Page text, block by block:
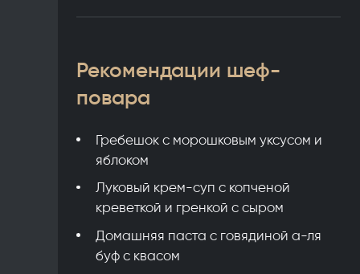
Рекомендации шеф-
повара
Гребешок с морошковым уксусом и
яблоком
Луковый крем-суп с копченой
креветкой и гренкой с сыром
Домашняя паста с говядиной а-ля
буф с квасом